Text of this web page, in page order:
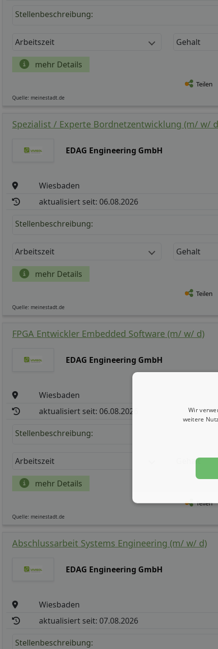
Stellenbeschreibung:
Arbeitszeit Gehalt
mehr Details
Teilen
Quelle: meinestadt.de
Spezialist / Experte Bordnetzentwicklung (m/ w/
EDAG Engineering GmbH
Wiesbaden
aktualisiert seit: 06.08.2026
Stellenbeschreibung:
Arbeitszeit Gehalt
mehr Details
Teilen
Quelle: meinestadt.de
FPGA Entwickler Embedded Software (m/ w/ d)
EDAG Engineering GmbH
Wiesbaden
aktualisiert seit: 06.08.2026
Stellenbeschreibung:
Arbeitszeit Gehalt
mehr Details
Teilen
Quelle: meinestadt.de
Abschlussarbeit Systems Engineering (m/ w/ d)
EDAG Engineering GmbH
Wiesbaden
aktualisiert seit: 07.08.2026
Stellenbeschreibung:
Wir
weitere